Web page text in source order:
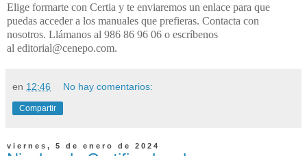
Elige formarte con Certia y te enviaremos un enlace para que
puedas acceder a los manuales que prefieras. Contacta con
nosotros. Llámanos al 986 86 96 06 o escríbenos
al editorial@cenepo.com.
en 12:46 No hay comentarios:
Compartir
viernes, 5 de enero de 2024